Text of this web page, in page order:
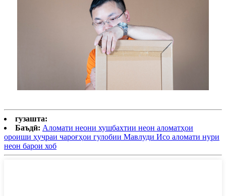
гузашта:
Баъдӣ: Аломати неони хушбахтии неон аломатҳои
ороиши ҳуҷраи чароғҳои гулобии Мавлуди Исо аломати нури
неон барои хоб